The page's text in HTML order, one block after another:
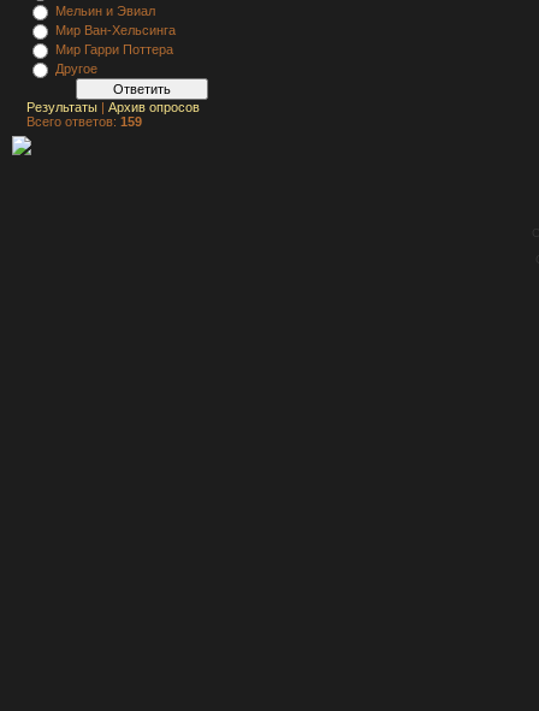
Мельин и Эвиал
Мир Ван-Хельсинга
Мир Гарри Поттера
Другое
Результаты | Архив опросов
Всего ответов: 159